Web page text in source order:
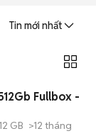
Tin mới nhất
Fullbox -
GB >12 tháng